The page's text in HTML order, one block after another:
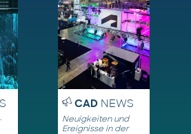
CADNEWS
Neuigkeiten und
Ereignisse in der